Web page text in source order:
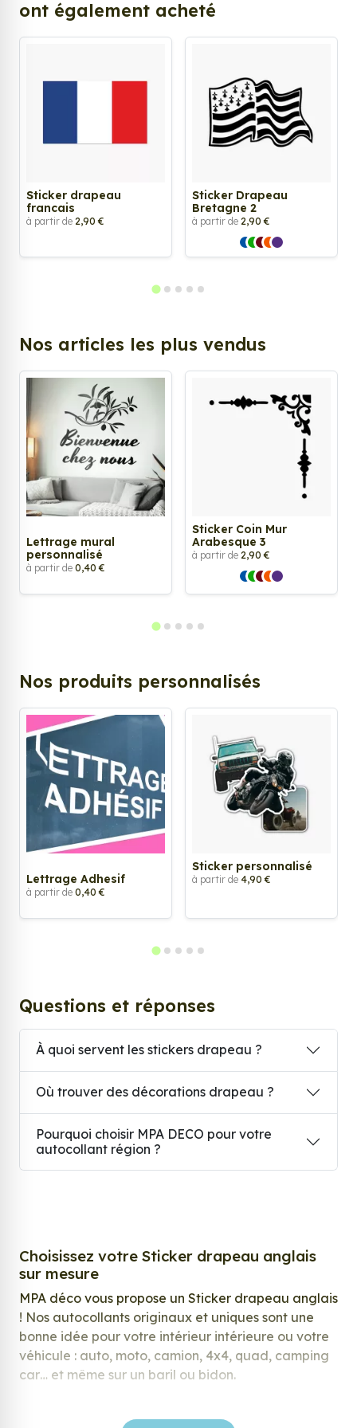
ont également acheté
Sticker drapeau
francais
à partir de 2,90 €
Sticker Drapeau
Bretagne 2
à partir de 2,90 €
Nos articles les plus vendus
Lettrage mural
personnalisé
à partir de 0,40 €
Sticker Coin Mur
Arabesque 3
à partir de 2,90 €
Nos produits personnalisés
Lettrage Adhesif
à partir de 0,40 €
Sticker personnalisé
à partir de 4,90 €
Questions et réponses
À quoi servent les stickers drapeau ?
Où trouver des décorations drapeau ?
Pourquoi choisir MPA DECO pour votre
autocollant région ?
Choisissez votre Sticker drapeau anglais
sur mesure
MPA déco vous propose un Sticker drapeau anglais
! Nos autocollants originaux et uniques sont une
bonne idée pour votre intérieur intérieure ou votre
véhicule : auto, moto, camion, 4x4, quad, camping
car… et même sur un baril ou bidon.